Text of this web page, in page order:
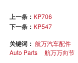
上一条： KP706
下一条： KP547
关键词：航万汽车配件
Auto Parts
航万万向节